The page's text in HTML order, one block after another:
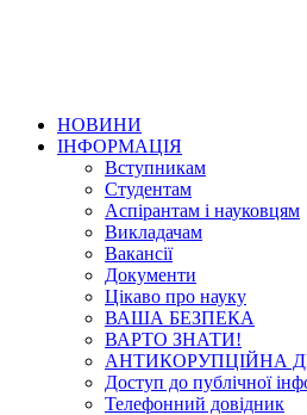
НОВИНИ
ІНФОРМАЦІЯ
Вступникам
Студентам
Аспірантам і науковцям
Викладачам
Вакансії
Документи
Цікаво про науку
ВАША БЕЗПЕКА
ВАРТО ЗНАТИ!
АНТИКОРУПЦІЙНА
Доступ до публічної
Телефонний довідник